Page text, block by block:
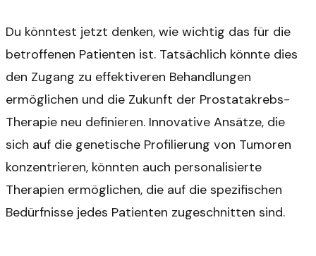
Du könntest jetzt denken, wie wichtig das für die
betroffenen Patienten ist. Tatsächlich könnte dies
den Zugang zu effektiveren Behandlungen
ermöglichen und die Zukunft der Prostatakrebs-
Therapie neu definieren. Innovative Ansätze, die
sich auf die genetische Profilierung von Tumoren
konzentrieren, könnten auch personalisierte
Therapien ermöglichen, die auf die spezifischen
Bedürfnisse jedes Patienten zugeschnitten sind.